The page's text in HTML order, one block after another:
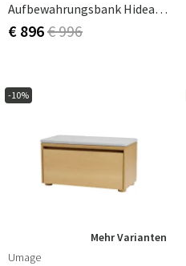
Aufbewahrungsbank Hideaway Eiche
€ 896€ 996
-10%
Mehr Varianten
Umage